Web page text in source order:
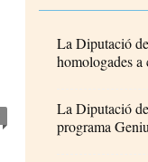
La Diputació
homologades a
La Diputació
programa